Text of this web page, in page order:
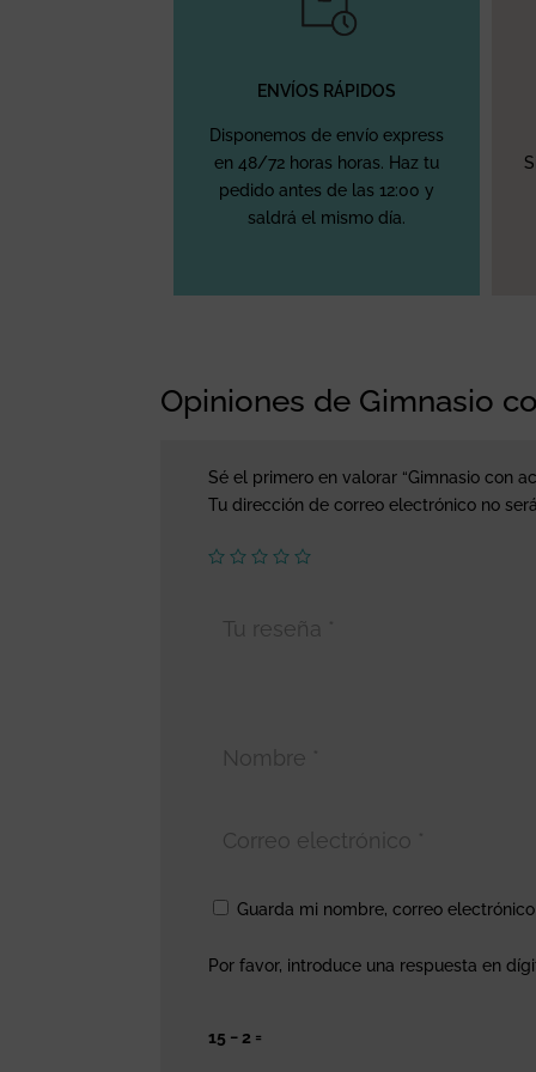
ENVÍOS RÁPIDOS
Disponemos de envío express
en 48/72 horas horas. Haz tu
pedido antes de las 12:00 y
saldrá el mismo día.
Opiniones de Gimnasio
Sé el primero en valorar “Gimnasio con
Tu dirección de correo electrónico no
Guarda mi nombre, correo
Por favor, introduce una respuesta en
15 − 2 =